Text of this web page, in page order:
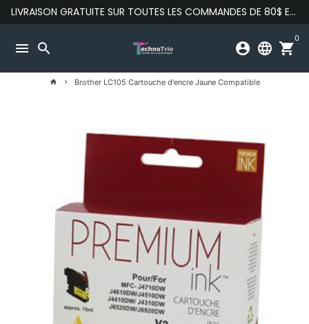
Passer
au
LIVRAISON GRATUITE SUR TOUTES LES COMMANDES DE 80$ ET PLUS
menu search account_circle language shopping_cart
0
home keyboard_arrow_right Brother LC105 Cartouche d'encre Jaune Compatible